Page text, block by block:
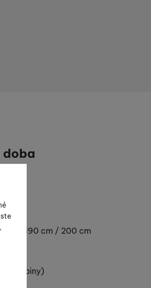
doba
cm / 190 cm / 200 cm
(šupiny)